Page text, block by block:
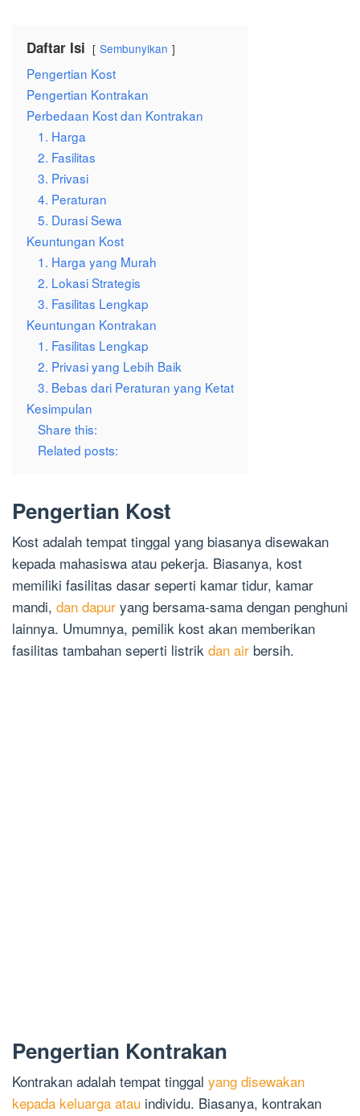
Daftar Isi Sembunyikan
Pengertian Kost
Pengertian Kontrakan
Perbedaan Kost dan Kontrakan
1. Harga
2. Fasilitas
3. Privasi
4. Peraturan
5. Durasi Sewa
Keuntungan Kost
1. Harga yang Murah
2. Lokasi Strategis
3. Fasilitas Lengkap
Keuntungan Kontrakan
1. Fasilitas Lengkap
2. Privasi yang Lebih Baik
3. Bebas dari Peraturan yang Ketat
Kesimpulan
Share this:
Related posts:
Pengertian Kost
Kost adalah tempat tinggal yang biasanya disewakan
kepada mahasiswa atau pekerja. Biasanya, kost
memiliki fasilitas dasar seperti kamar tidur, kamar
mandi, dan dapur yang bersama-sama dengan penghuni
lainnya. Umumnya, pemilik kost akan memberikan
fasilitas tambahan seperti listrik dan air bersih.
Pengertian Kontrakan
Kontrakan adalah tempat tinggal yang disewakan
kepada keluarga atau individu. Biasanya, kontrakan